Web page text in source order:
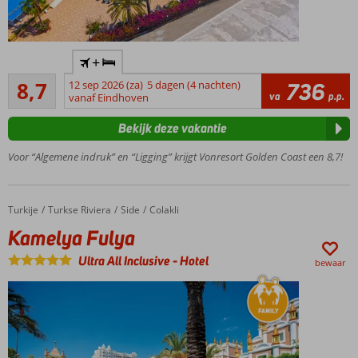
familiehotel
Aquapark
en
lunapark
Animatie
voor
oud
ex.
Coast
Resort
8,7
Aanrader
36
beoordelingen
+
12 sep 2026 (za) 5 dagen (4 nachten)
vanaf Eindhoven
va 736 p.p.
Voor “Algemene indruk” en “Ligging” krijgt Vonresort Golden Coast een 8,7!
Bekijk deze vakantie
Home
Turkije Turkse Riviera Side Colakli
Kamelya Fulya
Kamelya Fulya
Ultra All Inclusive-Hotel bewaar